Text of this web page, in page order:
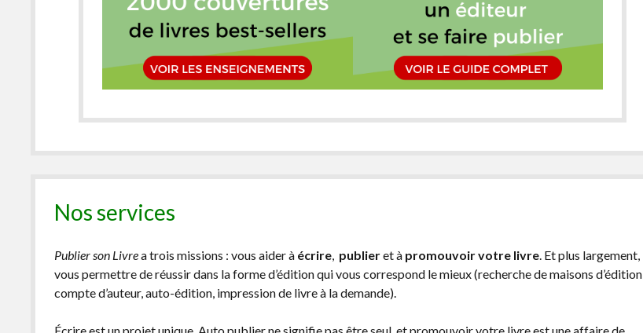
Nos services
Publier son Livrea trois missions : vous aider à écrire publieret à promouvoir votre livre . Et plus largement,
vous permettre de réussir dans la forme d’édition qui vous correspond le mieux (recherche de maisons d’édition,
compte d’auteur, auto-édition, impression de livre à la demande).
Écrire est un projet unique. Auto publier ne signifie pas être seul, et promouvoir votre livre est une affaire de